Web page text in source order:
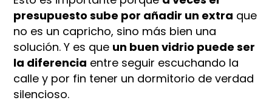
presupuesto sube por añadir un extra que
no es un capricho, sino más bien una
solución. Y es que un buen vidrio puede ser
la diferencia entre seguir escuchando la
calle y por fin tener un dormitorio de verdad
silencioso.​